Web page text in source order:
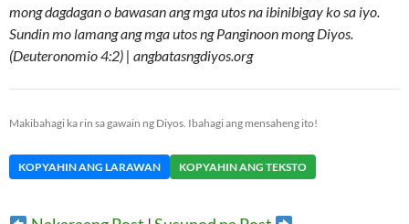
mong dagdagan o bawasan ang mga utos na ibinibigay ko sa iyo.
Sundin mo lamang ang mga utos ng Panginoon mong Diyos.
(Deuteronomio 4:2) | angbatasngdiyos.org
Makibahagi ka rin sa gawain ng Diyos. Ibahagi ang mensaheng ito!
KOPYAHIN ANG LARAWAN KOPYAHIN ANG TEKSTO